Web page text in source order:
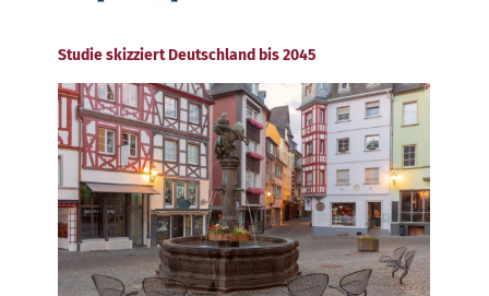
Studie skizziert Deutschland bis 2045